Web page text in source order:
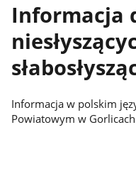
Informacja
Informacja w polskim
Powiatowym w